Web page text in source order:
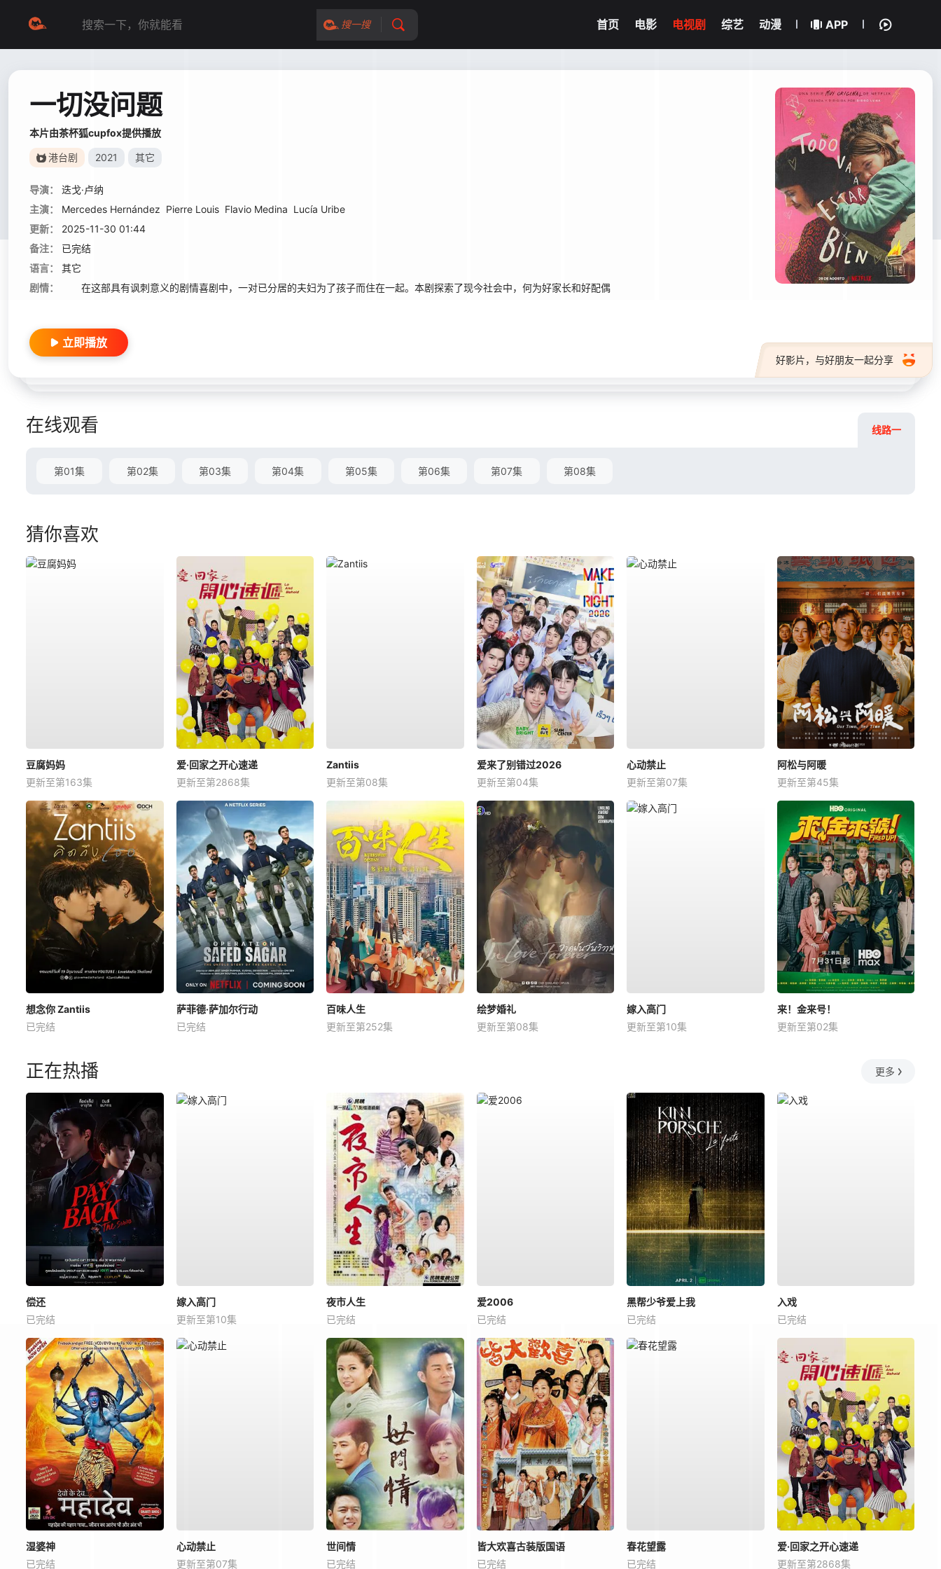
搜一搜 首页 电影 电视剧 综艺 动漫 APP
一切没问题
本片由茶杯狐cupfox提供播放
港台剧 2021 其它
导演：
迭戈·卢纳
主演：
Mercedes Hernández Pierre Louis Flavio Medina Lucía Uribe
更新：
2025-11-30 01:44
备注：
已完结
语言：
其它
剧情：
在这部具有讽刺意义的剧情喜剧中，一对已分居的夫妇为了孩子而住在一起。本剧探索了现今社会中，何为好家长和好配偶
好影片，与好朋友一起分享
立即播放
在线观看 线路一
第01集 第02集 第03集 第04集 第05集 第06集 第07集 第08集
猜你喜欢
豆腐妈妈
更新至第163集
爱·回家之开心速递
更新至第2868集
Zantiis
更新至第08集
爱来了别错过2026
更新至第04集
心动禁止
更新至第07集
阿松与阿暖
更新至第45集
想念你 Zantiis
已完结
萨菲德·萨加尔行动
已完结
百味人生
更新至第252集
绘梦婚礼
更新至第08集
嫁入高门
更新至第10集
来！金来号！
更新至第02集
正在热播 更多
偿还
已完结
嫁入高门
更新至第10集
夜市人生
已完结
爱2006
已完结
黑帮少爷爱上我
已完结
入戏
已完结
湿婆神
已完结
心动禁止
更新至第07集
世间情
已完结
皆大欢喜古装版国语
已完结
春花望露
已完结
爱·回家之开心速递
更新至第2868集